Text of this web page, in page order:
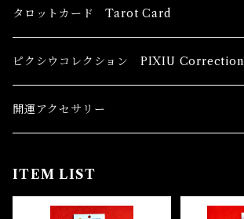
恋愛運
健康運 Health
金運 Money
キーチェーン
香油 Oils
恋愛 Love
金運 Money
キャンドル Candles
恋愛 Love
自己実現 Self-Realization
線香 Stick Incense
仕事
パウダー Magical Powder
タロットカード Tarot Card
初心者向け For The Beginners
中級者向け
ピクシウコレクション PIXIU Correction
開運アクセサリー
ITEM LIST